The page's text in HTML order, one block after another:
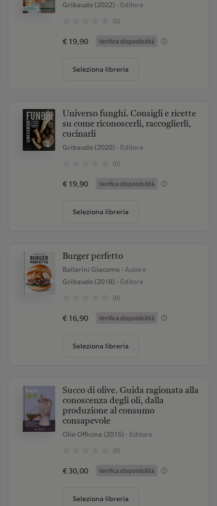
Gribaudo (2022)- Editore
(0)
€ 19,90 Verifica disponibilità
Seleziona libreria
Universo funghi. Consigli e ricette
su come riconoscerli, raccoglierli,
cucinarli
Gribaudo (2020)- Editore
(0)
€ 19,90 Verifica disponibilità
Seleziona libreria
Burger perfetto
Ballarini Giacomo - Autore
Gribaudo (2018)- Editore
(0)
€ 16,90 Verifica disponibilità
Seleziona libreria
Succo di olive. Guida ragionata alla
conoscenza degli oli, dalla
produzione al consumo
consapevole
Olio Officina (2015)- Editore
(0)
€ 30,00 Verifica disponibilità
Seleziona libreria